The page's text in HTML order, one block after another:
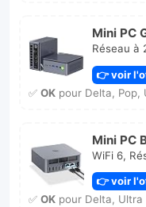
Mini PC
Réseau à
👉 voir
✅ OKpour Delta, Pop,
Mini PC
WiFi 6,
👉 voir
✅ OKpour Delta, Ultra